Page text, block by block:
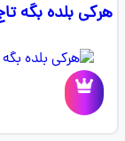
هرکی بلده بگه